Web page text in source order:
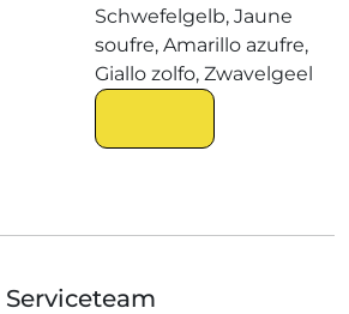
Schwefelgelb, Jaune
soufre, Amarillo azufre,
Giallo zolfo, Zwavelgeel
Serviceteam